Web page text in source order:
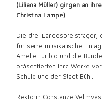
(Liliana Müller) gingen an
Christina Lampe)
Die drei Landespreisträger,
für seine musikalische
Amelie Turibio und die
präsentierten ihre Werke
Schule und der Stadt Bühl.
Rektorin Constanze